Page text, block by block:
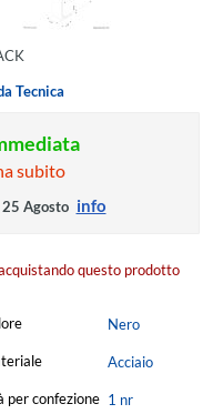
Tecnica
subito
Agosto info
questo prodotto
Nero
Acciaio
per confezione 1 nr